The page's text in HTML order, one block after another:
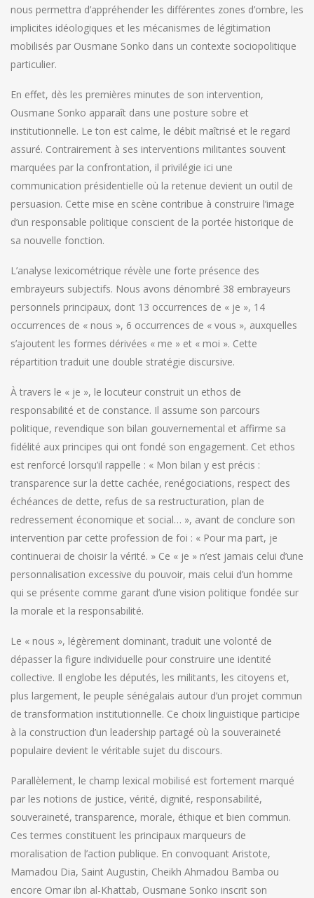
nous permettra d’appréhender les différentes zones d’ombre, les
implicites idéologiques et les mécanismes de légitimation
mobilisés par Ousmane Sonko dans un contexte sociopolitique
particulier.
En effet, dès les premières minutes de son intervention,
Ousmane Sonko apparaît dans une posture sobre et
institutionnelle. Le ton est calme, le débit maîtrisé et le regard
assuré. Contrairement à ses interventions militantes souvent
marquées par la confrontation, il privilégie ici une
communication présidentielle où la retenue devient un outil de
persuasion. Cette mise en scène contribue à construire l’image
d’un responsable politique conscient de la portée historique de
sa nouvelle fonction.
L’analyse lexicométrique révèle une forte présence des
embrayeurs subjectifs. Nous avons dénombré 38 embrayeurs
personnels principaux, dont 13 occurrences de « je », 14
occurrences de « nous », 6 occurrences de « vous », auxquelles
s’ajoutent les formes dérivées « me » et « moi ». Cette
répartition traduit une double stratégie discursive.
À travers le « je », le locuteur construit un ethos de
responsabilité et de constance. Il assume son parcours
politique, revendique son bilan gouvernemental et affirme sa
fidélité aux principes qui ont fondé son engagement. Cet ethos
est renforcé lorsqu’il rappelle : « Mon bilan y est précis :
transparence sur la dette cachée, renégociations, respect des
échéances de dette, refus de sa restructuration, plan de
redressement économique et social… », avant de conclure son
intervention par cette profession de foi : « Pour ma part, je
continuerai de choisir la vérité. » Ce « je » n’est jamais celui d’une
personnalisation excessive du pouvoir, mais celui d’un homme
qui se présente comme garant d’une vision politique fondée sur
la morale et la responsabilité.
Le « nous », légèrement dominant, traduit une volonté de
dépasser la figure individuelle pour construire une identité
collective. Il englobe les députés, les militants, les citoyens et,
plus largement, le peuple sénégalais autour d’un projet commun
de transformation institutionnelle. Ce choix linguistique participe
à la construction d’un leadership partagé où la souveraineté
populaire devient le véritable sujet du discours.
Parallèlement, le champ lexical mobilisé est fortement marqué
par les notions de justice, vérité, dignité, responsabilité,
souveraineté, transparence, morale, éthique et bien commun.
Ces termes constituent les principaux marqueurs de
moralisation de l’action publique. En convoquant Aristote,
Mamadou Dia, Saint Augustin, Cheikh Ahmadou Bamba ou
encore Omar ibn al-Khattab, Ousmane Sonko inscrit son